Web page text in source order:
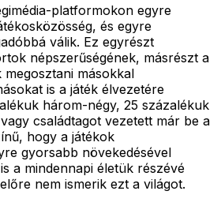
platformokon egyre
és egyre
válik. Ez egyrészt
népszerűségének, másrészt a
másokkal
is a játék élvezetére
három-négy, 25 százalékuk
családtagot vezetett már be a
hogy a játékok
gyorsabb növekedésével
a mindennapi életük részévé
nem ismerik ezt a világot.